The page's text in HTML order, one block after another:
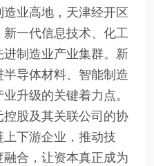
业高地，天津经开区
一代信息技术、化工
制造业产业集群。新
导体材料、智能制造
升级的关键着力点。
股及其关联公司的协
上下游企业，推动技
合，让资本真正成为